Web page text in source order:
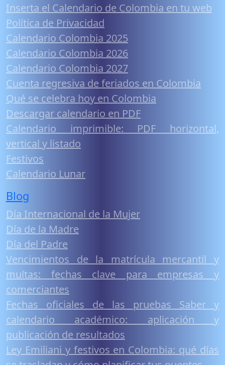
Inserta el Calendario de Colombia en tu web
Política de Privacidad
Calendario Colombia 2025
Calendario Colombia 2026
Calendario Colombia 2027
Cuenta regresiva de feriados en Colombia
Qué se celebra hoy en Colombia
Descargar calendario en PDF
Calendario imprimible: PDF horizontal,
vertical y listado
Festivos
Calendario Lunar
Blog
Día Internacional de la Mujer
Día de la Madre
Día del Padre
Vencimientos de la matrícula mercantil y
multas: fechas clave para empresas y
comerciantes
Fechas oficiales de las pruebas Saber y
calendario académico: aplicación y
publicación de resultados
Ley Emiliani y festivos en Colombia: qué días